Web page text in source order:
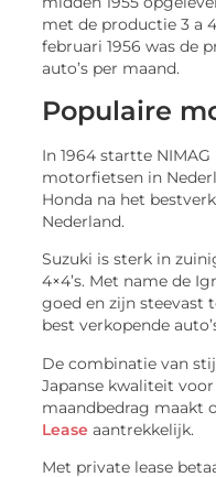
met de productie 3 a
februari 1956 was de
auto’s per maand.
Populaire
In 1964 startte
motorfietsen in
Honda na het
Nederland.
Suzuki is sterk in
4×4’s. Met name de
goed en zijn steevast
best verkopende
De combinatie van
Japanse kwaliteit
maandbedrag maakt
Lease aantrekkelijk.
Met private lease